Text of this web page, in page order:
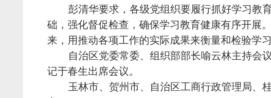
彭清华要求，各级党组织要履行抓好学习教
础，强化督促检查，确保学习教育健康有序开展
来，用推动各项工作的实际成果来衡量和检验学习
自治区党委常委、组织部部长喻云林主持会
记于春生出席会议。
玉林市、贺州市、自治区工商行政管理局、